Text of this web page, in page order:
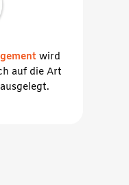
wird
auf die Art